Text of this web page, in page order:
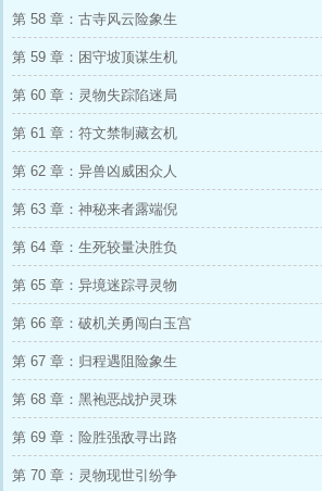
第 58 章：古寺风云险象生
第 59 章：困守坡顶谋生机
第 60 章：灵物失踪陷迷局
第 61 章：符文禁制藏玄机
第 62 章：异兽凶威困众人
第 63 章：神秘来者露端倪
第 64 章：生死较量决胜负
第 65 章：异境迷踪寻灵物
第 66 章：破机关勇闯白玉宫
第 67 章：归程遇阻险象生
第 68 章：黑袍恶战护灵珠
第 69 章：险胜强敌寻出路
第 70 章：灵物现世引纷争